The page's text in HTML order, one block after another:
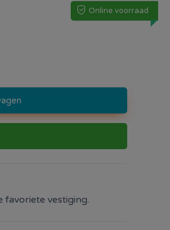
Online voorraad
favoriete vestiging.